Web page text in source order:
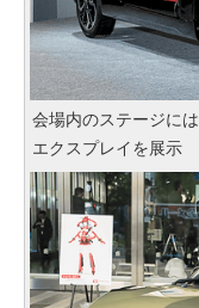
会場内のステージに
エクスプレイを展示